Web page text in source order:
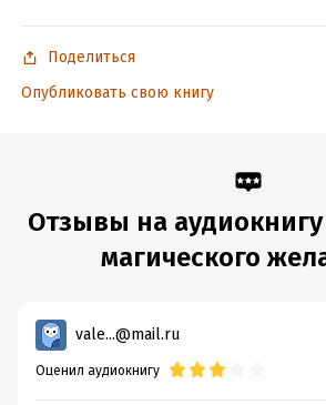
Поделиться
Опубликовать свою книгу
Отзывы на
магического
vale...@mail.ru
Оценил аудиокнигу